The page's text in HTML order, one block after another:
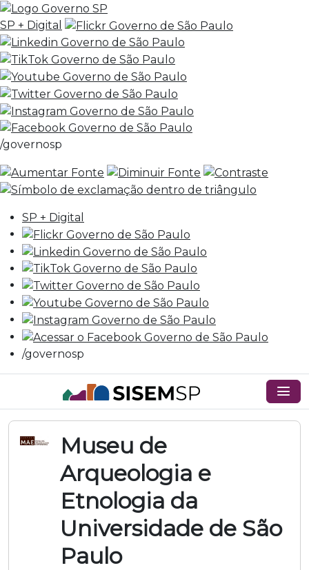
SP + Digital
/governosp
SP + Digital
/governosp
menu
Museu de
Arqueologia e
Etnologia da
Universidade de São
Paulo